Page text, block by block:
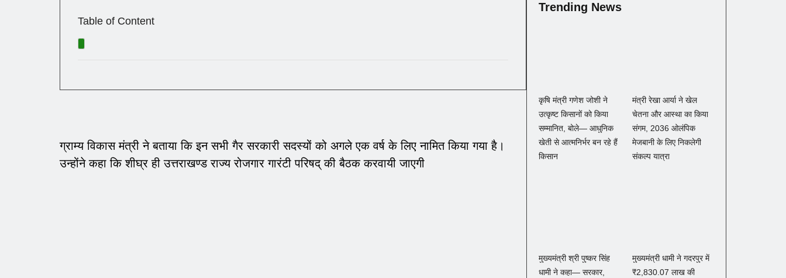
Table of Content
ग्राम्य विकास मंत्री ने बताया कि इन सभी गैर सरकारी सदस्यों को अगले एक वर्ष के लिए नामित किया गया है।
उन्होंने कहा कि शीघ्र ही उत्तराखण्ड राज्य रोजगार गारंटी परिषद् की बैठक करवायी जाएगी
Trending News
कृषि मंत्री गणेश जोशी ने
उत्कृष्ट किसानों को किया
सम्मानित, बोले— आधुनिक
खेती से आत्मनिर्भर बन रहे हैं
किसान
मंत्री रेखा आर्या ने खेल
चेतना और आस्था का किया
संगम, 2036 ओलंपिक
मेजबानी के लिए निकलेगी
संकल्प यात्रा
मुख्यमंत्री श्री पुष्कर सिंह
धामी ने कहा— सरकार,
मुख्यमंत्री धामी ने गदरपुर में
₹2,830.07 लाख की